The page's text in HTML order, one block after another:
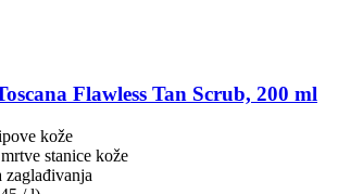
Flawless Tan Scrub, 200 ml
kože
stanice kože
zaglađivanja